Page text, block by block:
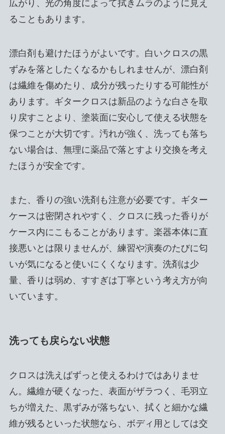
広がり、光の角度によって拭きムラのように見え
ることもあります。
漂白剤も避けたほうがよいです。白いクロスの黒
ずみを落としたくなるかもしれませんが、漂白剤
は繊維を傷めたり、成分が残ったりする可能性が
あります。ギタークロスは新品のような白さを取
り戻すことより、塗装面に安心して使える状態を
保つことが大切です。汚れが強く、洗っても落ち
ない場合は、無理に薬品で落とすより交換を考え
たほうが安全です。
また、香りの強い洗剤も注意が必要です。ギター
ケースは密閉されやすく、クロスに残った香りが
ケース内にこもることがあります。楽器本体に直
接悪いとは限りませんが、練習や演奏のたびに匂
いが気になると使いにくくなります。洗剤は少
量、香りは弱め、すすぎは丁寧という考え方が向
いています。
洗っても戻らない状態
クロスは洗えばずっと使えるわけではありませ
ん。繊維が硬くなった、表面がザラつく、毛羽立
ちが増えた、黒ずみが落ちない、拭くと細かな繊
維が残るといった状態なら、ボディ用としては交